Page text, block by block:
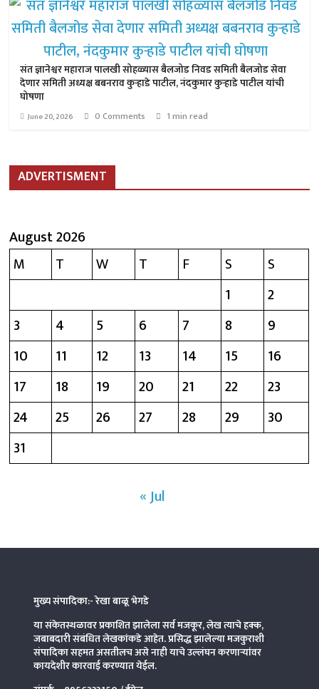
संत ज्ञानेश्वर महाराज पालखी सोहळ्यास बैलजोड निवड समिती बैलजोड सेवा
देणार समिती अध्यक्ष बबनराव कुऱ्हाडे पाटील, नंदकुमार कुऱ्हाडे पाटील यांची
घोषणा
June 20, 2026 0 Comments 1 min read
ADVERTISMENT
August 2026
M
T W T F S
S
1
2
3
4 5 6 7 8
9
10
11 12 13 14 15
16
17
18 19 20 21 22
23
24
25 26 27 28 29
30
31
« Jul
मुख्य संपादिका:- रेखा बाळू भेगडे
या संकेतस्थळावर प्रकाशित झालेला सर्व मजकूर, लेख त्याचे हक्क,
जबाबदारी संबंधित लेखकांकडे आहेत. प्रसिद्ध झालेल्या मजकुराशी
संपादिकासहमत असतीलच असे नाही याचे उल्लंघन करणाऱ्यांवर
कायदेशीर कारवाई करण्यात येईल.